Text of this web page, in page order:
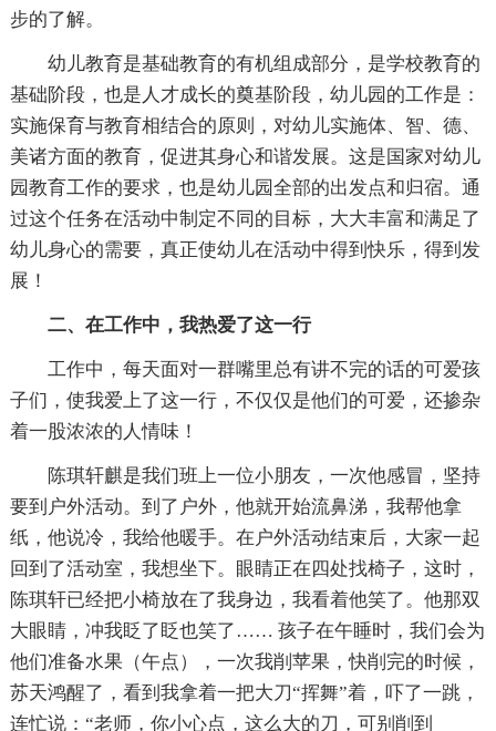
步的了解。
幼儿教育是基础教育的有机组成部分，是学校教育的
基础阶段，也是人才成长的奠基阶段，幼儿园的工作是：
实施保育与教育相结合的原则，对幼儿实施体、智、德、
美诸方面的教育，促进其身心和谐发展。这是国家对幼儿
园教育工作的要求，也是幼儿园全部的出发点和归宿。通
过这个任务在活动中制定不同的目标，大大丰富和满足了
幼儿身心的需要，真正使幼儿在活动中得到快乐，得到发
展！
二、在工作中，我热爱了这一行
工作中，每天面对一群嘴里总有讲不完的话的可爱孩
子们，使我爱上了这一行，不仅仅是他们的可爱，还掺杂
着一股浓浓的人情味！
陈琪轩麒是我们班上一位小朋友，一次他感冒，坚持
要到户外活动。到了户外，他就开始流鼻涕，我帮他拿
纸，他说冷，我给他暖手。在户外活动结束后，大家一起
回到了活动室，我想坐下。眼睛正在四处找椅子，这时，
陈琪轩已经把小椅放在了我身边，我看着他笑了。他那双
大眼睛，冲我眨了眨也笑了…… 孩子在午睡时，我们会为
他们准备水果（午点），一次我削苹果，快削完的时候，
苏天鸿醒了，看到我拿着一把大刀“挥舞”着，吓了一跳，
连忙说：“老师，你小心点，这么大的刀，可别削到